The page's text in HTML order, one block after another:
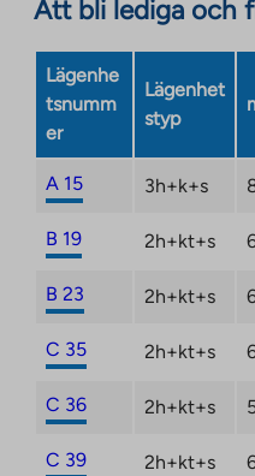
Att bli lediga och
Lägenhe
tsnumm
er
Lägenhet
styp
A 15 3h+k+s
B 19 2h+kt+s
B 23 2h+kt+s
C 35 2h+kt+s
C 36 2h+kt+s
C 39 2h+kt+s